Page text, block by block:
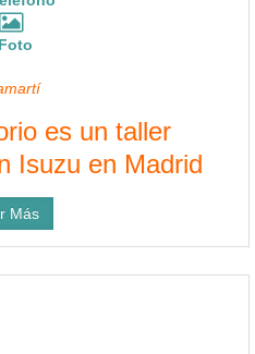
es un taller
Isuzu en Madrid
Más